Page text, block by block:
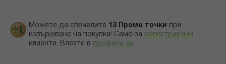
Можете да спечелите 13 Промо точки
при
извършване на покупка! Само за регистрирани
клиенти. Влезте в профила си .